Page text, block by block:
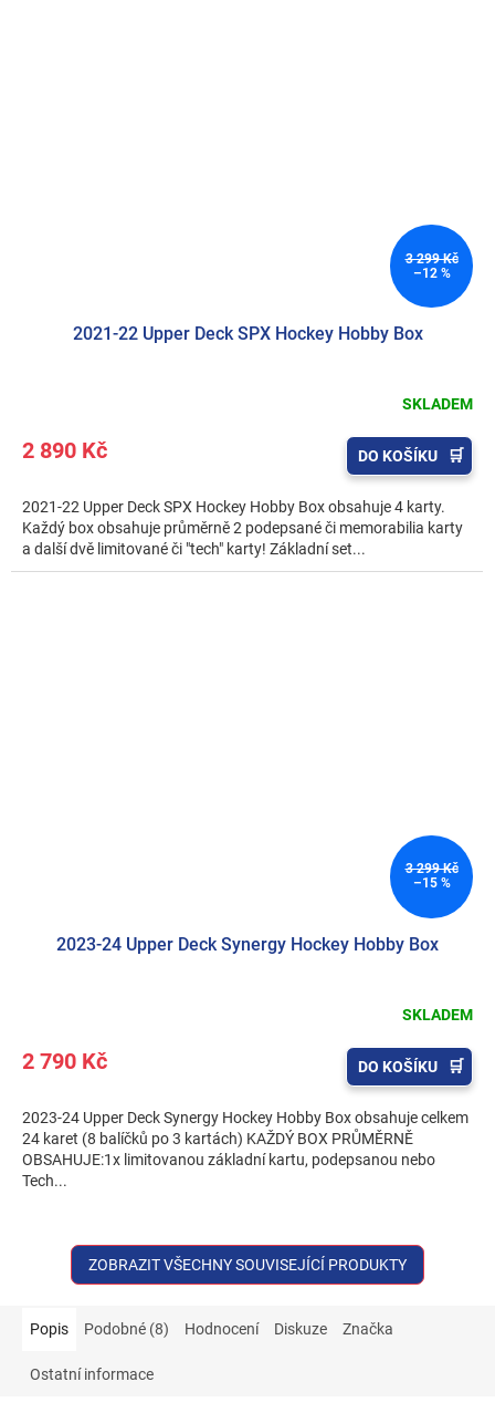
3 299 Kč
–12 %
2021-22 Upper Deck SPX Hockey Hobby Box
SKLADEM
2 890 Kč DO KOŠÍKU
2021-22 Upper Deck SPX Hockey Hobby Box obsahuje 4 karty.
Každý box obsahuje průměrně 2 podepsané či memorabilia karty
a další dvě limitované či "tech" karty! Základní set...
3 299 Kč
–15 %
2023-24 Upper Deck Synergy Hockey Hobby Box
SKLADEM
2 790 Kč DO KOŠÍKU
2023-24 Upper Deck Synergy Hockey Hobby Box obsahuje celkem
24 karet (8 balíčků po 3 kartách) KAŽDÝ BOX PRŮMĚRNĚ
OBSAHUJE:1x limitovanou základní kartu, podepsanou nebo
Tech...
ZOBRAZIT VŠECHNY SOUVISEJÍCÍ PRODUKTY
Popis Podobné (8) Hodnocení Diskuze Značka
Ostatní informace